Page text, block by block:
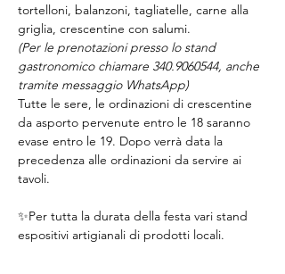
tortelloni, balanzoni, tagliatelle, carne alla
griglia, crescentine con salumi.
(Per le prenotazioni presso lo stand
gastronomico chiamare 340.9060544, anche
tramite messaggio WhatsApp)
Tutte le sere, le ordinazioni di crescentine
da asporto pervenute entro le 18 saranno
evase entro le 19. Dopo verrà data la
precedenza alle ordinazioni da servire ai
tavoli.
✨Per tutta la durata della festa vari stand
espositivi artigianali di prodotti locali.